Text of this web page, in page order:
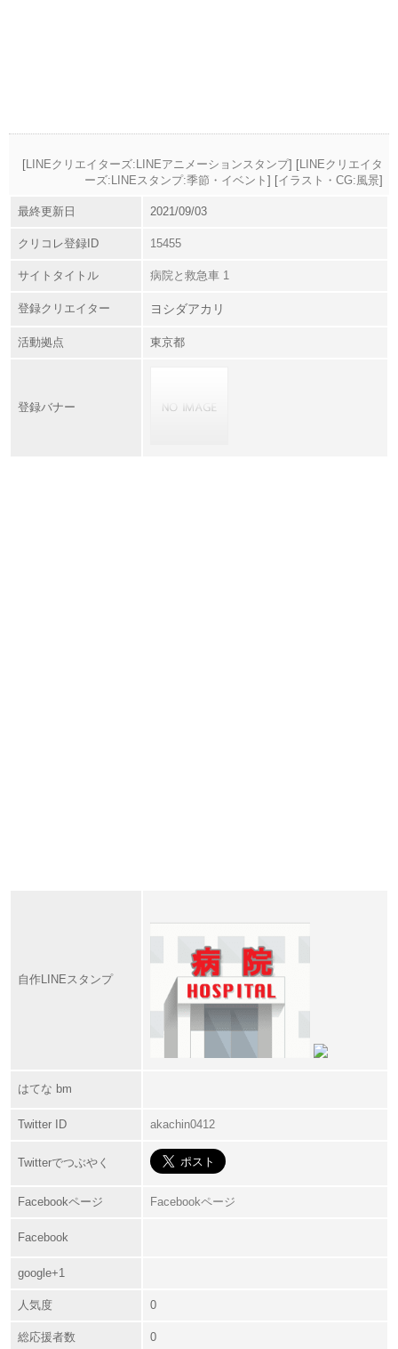
[LINEクリエイターズ:LINEアニメーションスタンプ] [LINEクリエイタ
ーズ:LINEスタンプ:季節・イベント ] [イラスト・CG:風景]
最終更新日 2021/09/03
クリコレ登録ID 15455
サイトタイトル 病院と救急車 1
登録クリエイター ヨシダアカリ
活動拠点 東京都
登録バナー
自作LINEスタンプ
はてな bm
Twitter ID akachin0412
Twitterでつぶやく
Facebookページ Facebookページ
Facebook
google+1
人気度 0
総応援者数 0